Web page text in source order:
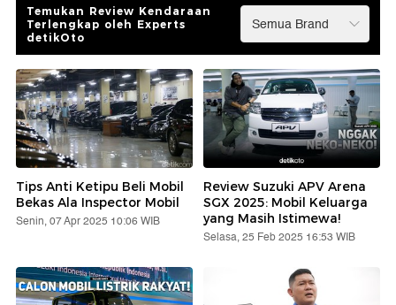
Temukan Review Kendaraan
Terlengkap oleh Experts
detikOto
Tips Anti Ketipu Beli Mobil
Bekas Ala Inspector Mobil
Senin, 07 Apr 2025 10:06 WIB
Review Suzuki APV Arena
SGX 2025: Mobil Keluarga
yang Masih Istimewa!
Selasa, 25 Feb 2025 16:53 WIB